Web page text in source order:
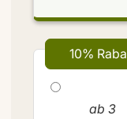
10%
ab 3